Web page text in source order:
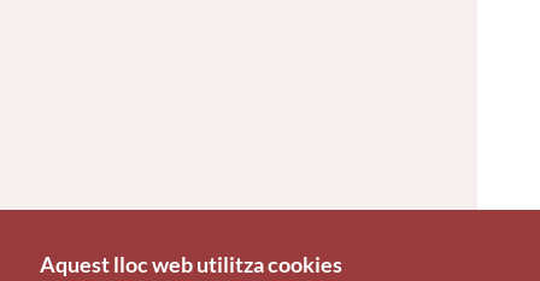
Aquest lloc web utilitza cookies